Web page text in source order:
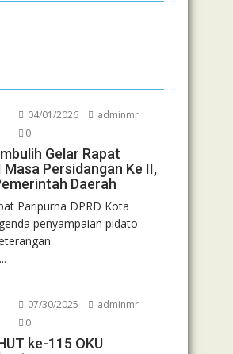
04/01/2026
adminmr
0
Gelar Rapat
Persidangan Ke II,
Daerah
Paripurna DPRD Kota
penyampaian pidato
07/30/2025
adminmr
0
ke-115 OKU